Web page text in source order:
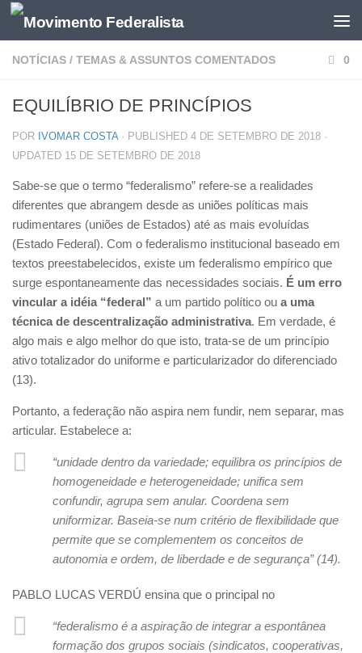
NOTÍCIAS / TEMAS & ASSUNTOS COMENTADOS 0
EQUILÍBRIO DE PRINCÍPIOS
POR IVOMAR COSTA · PUBLISHED 4 DE SETEMBRO DE 2018 ·
UPDATED 15 DE SETEMBRO DE 2018
Sabe-se que o termo “federalismo” refere-se a realidades
diferentes que abrangem desde as uniões políticas mais
rudimentares (uniões de Estados) até as mais evoluídas
(Estado Federal). Com o federalismo institucional baseado em
textos preestabelecidos, existe um federalismo empírico que
surge espontaneamente das necessidades sociais. É um erro
vincular a idéia “federal” a um partido político ou a uma
técnica de descentralização administrativa. Em verdade, é
algo mais e algo melhor do que isto, trata-se de um princípio
ativo totalizador do uniforme e particularizador do diferenciado
(13).
Portanto, a federação não aspira nem fundir, nem separar, mas
articular. Estabelece a:
“unidade dentro da variedade; equilibra os princípios de
homogeneidade e heterogeneidade; unifica sem
confundir, agrupa sem anular. Coordena sem
uniformizar. Baseia-se num critério de flexibilidade que
permite que se complementem os conceitos de
autonomia e ordem, de liberdade e de segurança” (14).
PABLO LUCAS VERDÚ ensina que o principal no
“federalismo é a aspiração de integrar a espontânea
formação dos grupos sociais (sindicatos, cooperativas,